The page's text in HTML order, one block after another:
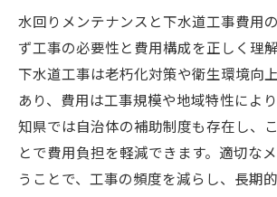
水回りメンテナンスと下水道工事費用
ず工事の必要性と費用構成を正しく理解
下水道工事は老朽化対策や衛生環境向
あり、費用は工事規模や地域特性によ
知県では自治体の補助制度も存在し、
とで費用負担を軽減できます。適切な
うことで、工事の頻度を減らし、長期